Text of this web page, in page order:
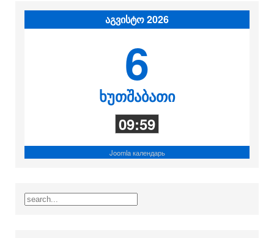
აგვისტო 2026
6
ხუთშაბათი
09:59
Joomla календарь